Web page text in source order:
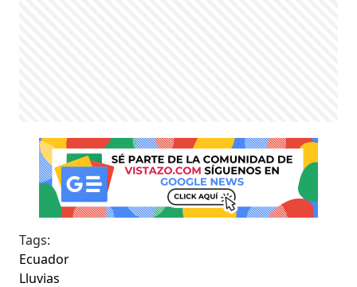
Tags:
Ecuador
Lluvias